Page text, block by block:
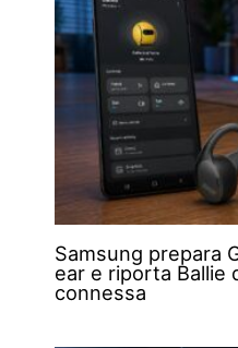
Samsung prepara
ear e riporta Ballie
connessa